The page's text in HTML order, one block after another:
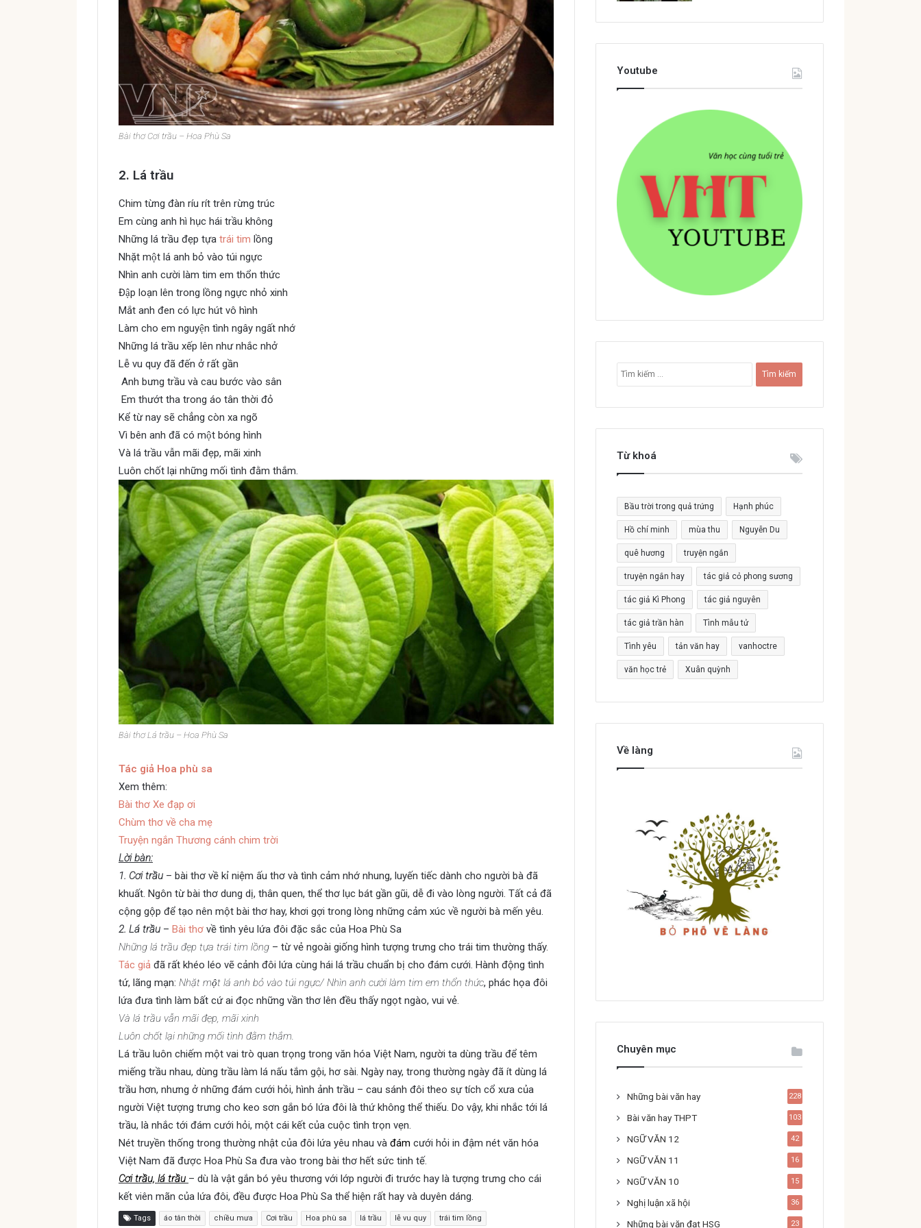
Bài thơ Cơi trầu – Hoa Phù Sa
2. Lá trầu
Chim từng đàn ríu rít trên rừng trúc
Em cùng anh hì hục hái trầu không
Những lá trầu đẹp tựa trái tim lồng
Nhặt một lá anh bỏ vào túi ngực
Nhìn anh cười làm tim em thổn thức
Đập loạn lên trong lồng ngực nhỏ xinh
Mắt anh đen có lực hút vô hình
Làm cho em nguyện tình ngây ngất nhớ
Những lá trầu xếp lên như nhắc nhở
Lễ vu quy đã đến ở rất gần
Anh bưng trầu và cau bước vào sân
Em thướt tha trong áo tân thời đỏ
Kể từ nay sẽ chẳng còn xa ngõ
Vì bên anh đã có một bóng hình
Và lá trầu vẫn mãi đẹp, mãi xinh
Luôn chốt lại những mối tình đằm thắm.
Bài thơ Lá trầu – Hoa Phù Sa
Tác giả Hoa phù sa
Xem thêm:
Bài thơ Xe đạp ơi
Chùm thơ về cha mẹ
Truyện ngắn Thương cánh chim trời
Lời bàn:
1. Cơi trầu – bài thơ về kỉ niệm ấu thơ và tình cảm nhớ nhung, luyến tiếc dành cho người bà đã
khuất. Ngôn từ bài thơ dung dị, thân quen, thể thơ lục bát gần gũi, dễ đi vào lòng người. Tất cả đã
cộng gộp để tạo nên một bài thơ hay, khơi gợi trong lòng những cảm xúc về người bà mến yêu.
2. Lá trầu – Bài thơ về tình yêu lứa đôi đặc sắc của Hoa Phù Sa
Những lá trầu đẹp tựa trái tim lồng – từ vẻ ngoài giống hình tượng trưng cho trái tim thường thấy.
Tác giả đã rất khéo léo vẽ cảnh đôi lứa cùng hái lá trầu chuẩn bị cho đám cưới. Hành động tình
tứ, lãng mạn: Nhặt một lá anh bỏ vào túi ngực/ Nhìn anh cười làm tim em thổn thức, phác họa đôi
lứa đưa tình làm bất cứ ai đọc những vần thơ lên đều thấy ngọt ngào, vui vẻ.
Và lá trầu vẫn mãi đẹp, mãi xinh
Luôn chốt lại những mối tình đằm thắm.
Lá trầu luôn chiếm một vai trò quan trọng trong văn hóa Việt Nam, người ta dùng trầu để têm
miếng trầu nhau, dùng trầu làm lá nấu tắm gội, hơ sài. Ngày nay, trong thường ngày đã ít dùng lá
trầu hơn, nhưng ở những đám cưới hỏi, hình ảnh trầu – cau sánh đôi theo sự tích cổ xưa của
người Việt tượng trưng cho keo sơn gắn bó lứa đôi là thứ không thể thiếu. Do vậy, khi nhắc tới lá
trầu, là nhắc tới đám cưới hỏi, một cái kết của cuộc tình trọn vẹn.
Nét truyền thống trong thường nhật của đôi lứa yêu nhau và đám cưới hỏi in đậm nét văn hóa
Việt Nam đã được Hoa Phù Sa đưa vào trong bài thơ hết sức tinh tế.
Cơi trầu, lá trầu – dù là vật gắn bó yêu thương với lớp người đi trước hay là tượng trưng cho cái
kết viên mãn của lứa đôi, đều được Hoa Phù Sa thể hiện rất hay và duyên dáng.
Tags áo tân thời chiều mưa Cơi trầu Hoa phù sa lá trầu lễ vu quy trái tim lồng
Youtube
ì
i
c
o
:
Từ khoá
Bầu trời trong quả trứng Hạnh phúc
Hồ chí minh mùa thu Nguyễn Du
quê hương truyện ngắn
truyện ngắn hay tác giả cỏ phong sương
tác giả Kì Phong tác giả nguyên
tác giả trần hàn Tình mẫu tử
Tình yêu tản văn hay vanhoctre
văn học trẻ Xuân quỳnh
Về làng
Chuyên mục
Những bài văn hay 228
Bài văn hay THPT 103
NGỮ VĂN 12 42
NGỮ VĂN 11 16
NGỮ VĂN 10 15
Nghị luận xã hội 36
Những bài văn đạt HSG 23